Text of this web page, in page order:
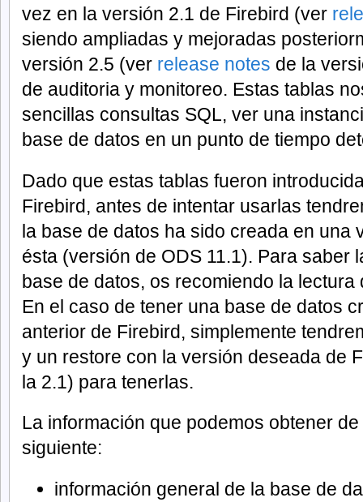
vez en la versión 2.1 de Firebird (ver
siendo ampliadas y mejoradas
versión 2.5 (ver release notes de la
de auditoria y monitoreo. Estas tablas
sencillas consultas SQL, ver una
base de datos en un punto de tiempo
Dado que estas tablas fueron
Firebird, antes de intentar usarlas
la base de datos ha sido creada en una
ésta (versión de ODS 11.1). Para saber
base de datos, os recomiendo la
En el caso de tener una base de datos
anterior de Firebird, simplemente
y un restore con la versión deseada de
la 2.1) para tenerlas.
La información que podemos obtener
siguiente:
información general de la base de